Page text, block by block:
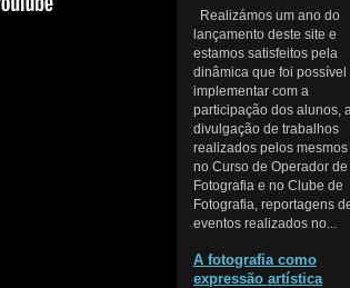
Realizámos um ano do
lançamento deste site e
estamos satisfeitos pela
dinâmica que foi possível
implementar com a
participação dos alunos,
divulgação de trabalhos
realizados pelos mesmos
no Curso de Operador de
Fotografia e no Clube de
Fotografia, reportagens
eventos realizados no...
A fotografia como
expressão artística